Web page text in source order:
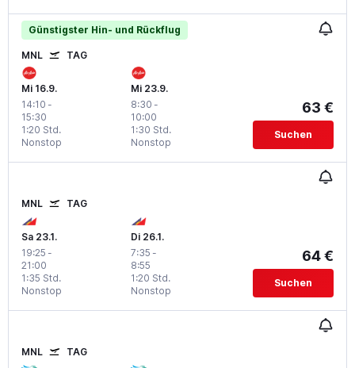
Günstigster Hin- und Rückflug
MNL TAG
Mi 16.9.
14:10 -
15:30
Nonstop
1:20 Std.
Mi 23.9.
8:30 -
10:00
Nonstop
1:30 Std.
63 €
Suchen
MNL TAG
Sa 23.1.
19:25 -
21:00
Nonstop
1:35 Std.
Di 26.1.
7:35 -
8:55
Nonstop
1:20 Std.
64 €
Suchen
MNL TAG